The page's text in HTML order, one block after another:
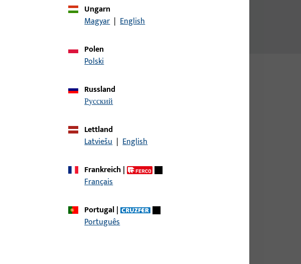
Federpuffer, Gesamtbreite 21 mm, Gesamthöhe / -tiefe 31 mm,
Ungarn
Magyar | English
Polen
Polski
Russland
русский
Lettland
Latviešu | English
Frankreich|
Français
Portugal|
Português